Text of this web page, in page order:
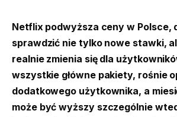
Netflix podwyższa ceny w Polsce,
sprawdzić nie tylko nowe stawki,
realnie zmienia się dla
wszystkie główne pakiety, rośnie
dodatkowego użytkownika, a
może być wyższy szczególnie